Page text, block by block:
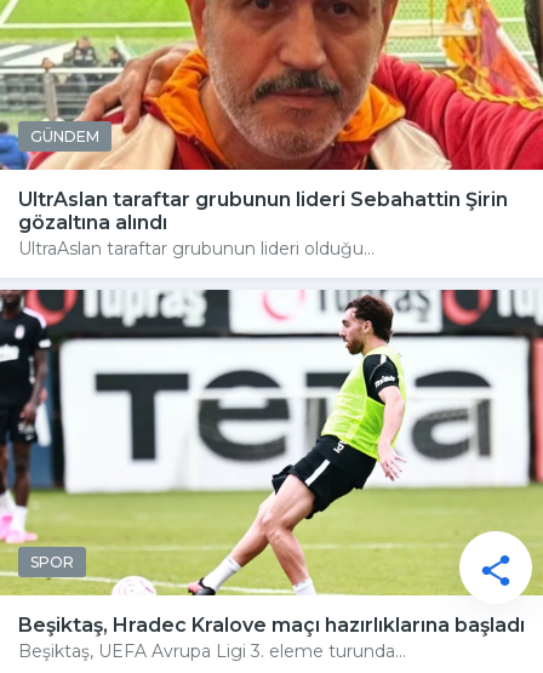
GÜNDEM
UltrAslan taraftar grubunun lideri Sebahattin Şirin
gözaltına alındı
UltraAslan taraftar grubunun lideri olduğu...
SPOR
Beşiktaş, Hradec Kralove maçı hazırlıklarına başladı
Beşiktaş, UEFA Avrupa Ligi 3. eleme turunda...